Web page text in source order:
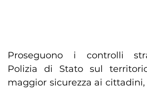
Proseguono i controlli
Polizia di Stato sul
maggior sicurezza ai